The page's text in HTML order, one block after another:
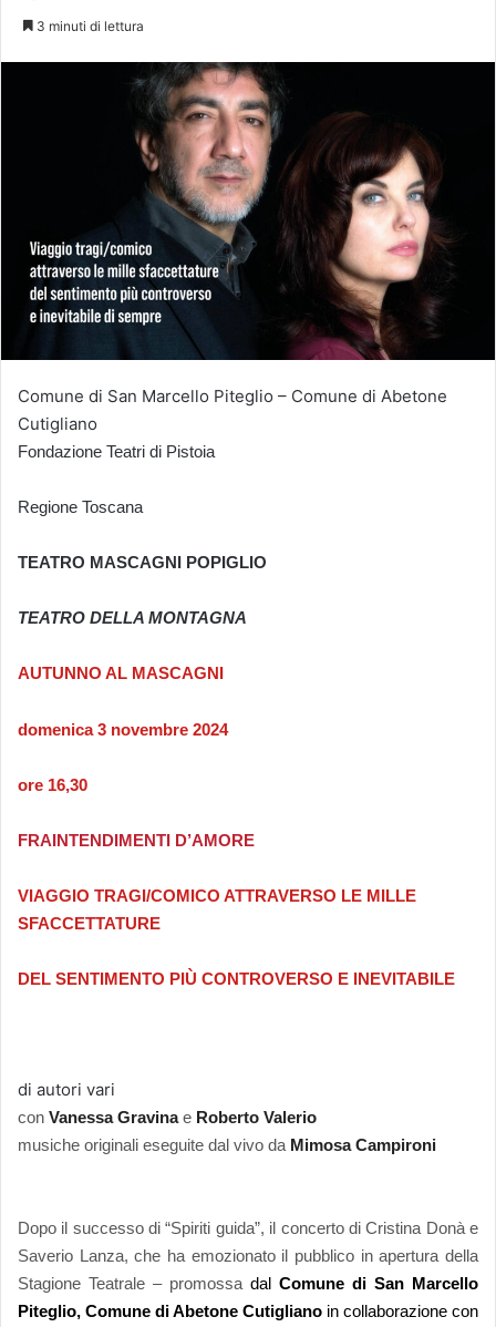
3 minuti di lettura
Comune di San Marcello Piteglio – Comune di Abetone
Cutigliano
Fondazione Teatri di Pistoia
Regione Toscana
TEATRO MASCAGNI POPIGLIO
TEATRO DELLA MONTAGNA
AUTUNNO AL MASCAGNI
domenica 3 novembre 2024
ore 16,30
FRAINTENDIMENTI D’AMORE
VIAGGIO TRAGI/COMICO ATTRAVERSO LE MILLE
SFACCETTATURE
DEL SENTIMENTO PIÙ CONTROVERSO E INEVITABILE
di autori vari
con Vanessa Gravinae Roberto Valerio
musiche originali eseguite dal vivo da Mimosa Campironi
Dopo il successo di “Spiriti guida”, il concerto di Cristina Donà e
Saverio Lanza, che ha emozionato il pubblico in apertura della
Stagione Teatrale –promossa dal Comune di San Marcello
Piteglio, Comune di Abetone Cutigliano in collaborazione con